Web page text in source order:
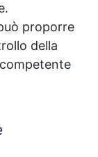
proporre
della